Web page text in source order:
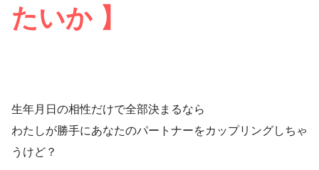
たいか 】
生年月日の相性だけで全部決まるなら
わたしが勝手にあなたのパートナーをカップリングしちゃ
うけど？